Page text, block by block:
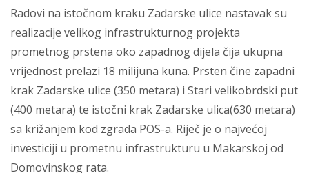
Radovi na istočnom kraku Zadarske ulice nastavak su
realizacije velikog infrastrukturnog projekta
prometnog prstena oko zapadnog dijela čija ukupna
vrijednost prelazi 18 milijuna kuna. Prsten čine zapadni
krak Zadarske ulice (350 metara) i Stari velikobrdski put
(400 metara) te istočni krak Zadarske ulica(630 metara)
sa križanjem kod zgrada POS-a. Riječ je o najvećoj
investiciji u prometnu infrastrukturu u Makarskoj od
Domovinskog rata.